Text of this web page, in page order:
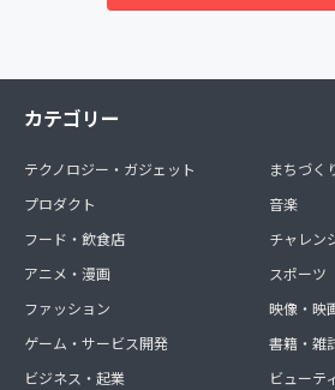
カテゴリー
テクノロジー・ガジェット
プロダクト
フード・飲食店
アニメ・漫画
ファッション
ゲーム・サービス開発
ビジネス・起業
まちづく
音楽
チャレン
スポーツ
映像・映
書籍・雑
ビューテ